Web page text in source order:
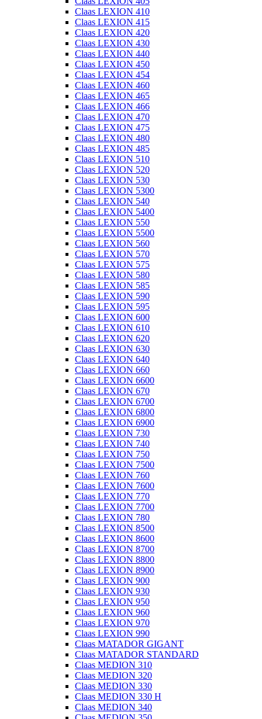
Claas LEXION 410
Claas LEXION 415
Claas LEXION 420
Claas LEXION 430
Claas LEXION 440
Claas LEXION 450
Claas LEXION 454
Claas LEXION 460
Claas LEXION 465
Claas LEXION 466
Claas LEXION 470
Claas LEXION 475
Claas LEXION 480
Claas LEXION 485
Claas LEXION 510
Claas LEXION 520
Claas LEXION 530
Claas LEXION 5300
Claas LEXION 540
Claas LEXION 5400
Claas LEXION 550
Claas LEXION 5500
Claas LEXION 560
Claas LEXION 570
Claas LEXION 575
Claas LEXION 580
Claas LEXION 585
Claas LEXION 590
Claas LEXION 595
Claas LEXION 600
Claas LEXION 610
Claas LEXION 620
Claas LEXION 630
Claas LEXION 640
Claas LEXION 660
Claas LEXION 6600
Claas LEXION 670
Claas LEXION 6700
Claas LEXION 6800
Claas LEXION 6900
Claas LEXION 730
Claas LEXION 740
Claas LEXION 750
Claas LEXION 7500
Claas LEXION 760
Claas LEXION 7600
Claas LEXION 770
Claas LEXION 7700
Claas LEXION 780
Claas LEXION 8500
Claas LEXION 8600
Claas LEXION 8700
Claas LEXION 8800
Claas LEXION 8900
Claas LEXION 900
Claas LEXION 930
Claas LEXION 950
Claas LEXION 960
Claas LEXION 970
Claas LEXION 990
Claas MATADOR GIGANT
Claas MATADOR STANDARD
Claas MEDION 310
Claas MEDION 320
Claas MEDION 330
Claas MEDION 330 H
Claas MEDION 340